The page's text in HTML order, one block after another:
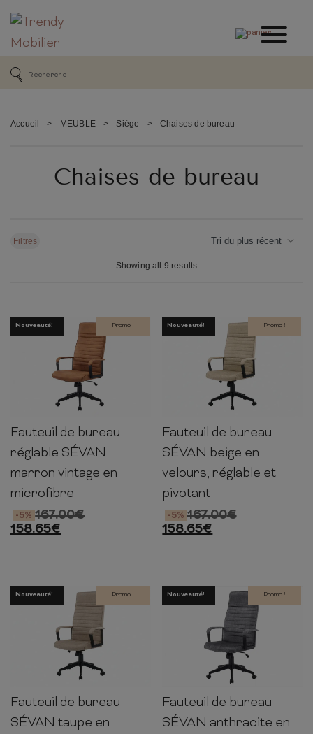
Accueil > MEUBLE > Siège > Chaises de bureau
Chaises de bureau
Filtres
Showing all 9 results
Nouveauté! Promo !
117-127cm 60cm
Fauteuil de bureau
réglable SÉVAN
marron vintage en
microfibre
167.00€
-5%
158.65€
Nouveauté! Promo !
117-127cm 60cm
Fauteuil de bureau
SÉVAN beige en
velours, réglable et
pivotant
167.00€
-5%
158.65€
Nouveauté! Promo !
117-127cm 60cm
Fauteuil de bureau
SÉVAN taupe en
Nouveauté! Promo !
117-127cm 60cm
Fauteuil de bureau
SÉVAN anthracite en